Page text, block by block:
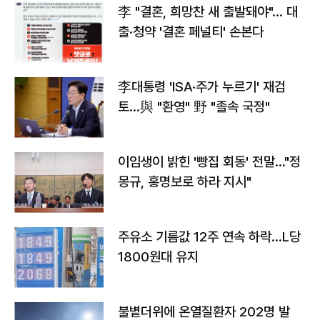
李 "결혼, 희망찬 새 출발돼야"… 대
출·청약 '결혼 페널티' 손본다
李대통령 'ISA·주가 누르기' 재검
토…與 "환영" 野 "졸속 국정"
이임생이 밝힌 '빵집 회동' 전말…"정
몽규, 홍명보로 하라 지시"
주유소 기름값 12주 연속 하락…L당
1800원대 유지
불볕더위에 온열질환자 202명 발